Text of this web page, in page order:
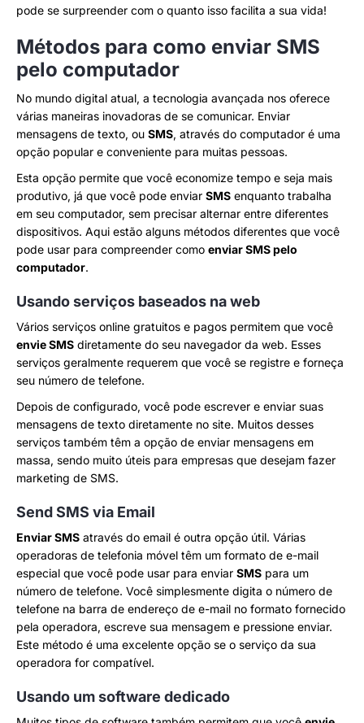
pode se surpreender com o quanto isso facilita a sua vida!
Métodos para como enviar SMS
pelo computador
No mundo digital atual, a tecnologia avançada nos oferece
várias maneiras inovadoras de se comunicar. Enviar
mensagens de texto, ou SMS, através do computador é uma
opção popular e conveniente para muitas pessoas.
Esta opção permite que você economize tempo e seja mais
produtivo, já que você pode enviar SMS enquanto trabalha
em seu computador, sem precisar alternar entre diferentes
dispositivos. Aqui estão alguns métodos diferentes que você
pode usar para compreender como enviar SMS pelo
computador.
Usando serviços baseados na web
Vários serviços online gratuitos e pagos permitem que você
envie SMS diretamente do seu navegador da web. Esses
serviços geralmente requerem que você se registre e forneça
seu número de telefone.
Depois de configurado, você pode escrever e enviar suas
mensagens de texto diretamente no site. Muitos desses
serviços também têm a opção de enviar mensagens em
massa, sendo muito úteis para empresas que desejam fazer
marketing de SMS.
Send SMS via Email
Enviar SMS através do email é outra opção útil. Várias
operadoras de telefonia móvel têm um formato de e-mail
especial que você pode usar para enviar SMS para um
número de telefone. Você simplesmente digita o número de
telefone na barra de endereço de e-mail no formato fornecido
pela operadora, escreve sua mensagem e pressione enviar.
Este método é uma excelente opção se o serviço da sua
operadora for compatível.
Usando um software dedicado